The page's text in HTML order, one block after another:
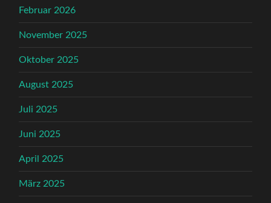
Februar 2026
November 2025
Oktober 2025
August 2025
Juli 2025
Juni 2025
April 2025
März 2025